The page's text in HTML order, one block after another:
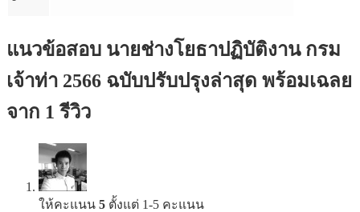
แนวข้อสอบ นายช่างโยธาปฏิบัติงาน กรม
เจ้าท่า 2566 ฉบับปรับปรุงล่าสุด พร้อมเฉลย
จาก 1 รีวิว
ให้คะแนน 5 ตั้งแต่ 1-5 คะแนน